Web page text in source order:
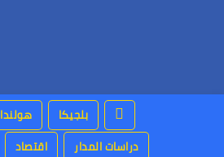
بلجيكا هولندا
دراسات المدار
اقتصاد